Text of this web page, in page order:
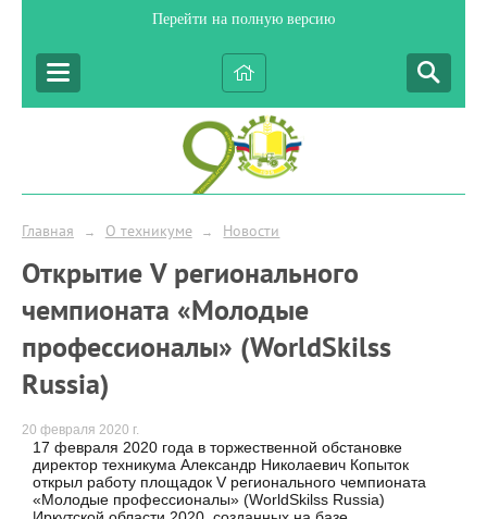
Перейти на полную версию
Главная → О техникуме → Новости
Открытие V регионального
чемпионата «Молодые
профессионалы» (WorldSkilss
Russia)
20 февраля 2020 г.
17 февраля 2020 года в торжественной обстановке
директор техникума Александр Николаевич Копыток
открыл работу площадок V регионального чемпионата
«Молодые профессионалы» (WorldSkilss Russia)